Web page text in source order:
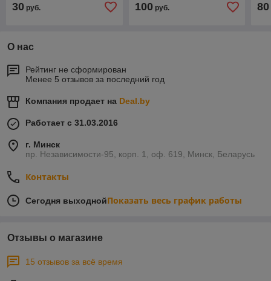
30 руб. 100руб. 80
О нас
Рейтинг не сформирован
Менее 5 отзывов за последний год
Компания продает на Deal.by
Работает с 31.03.2016
г. Минск
пр. Независимости-95, корп. 1, оф. 619, Минск, Беларусь
Контакты
Сегодня выходнойПоказать весь график работы
Отзывы о магазине
15 отзывов за всё время